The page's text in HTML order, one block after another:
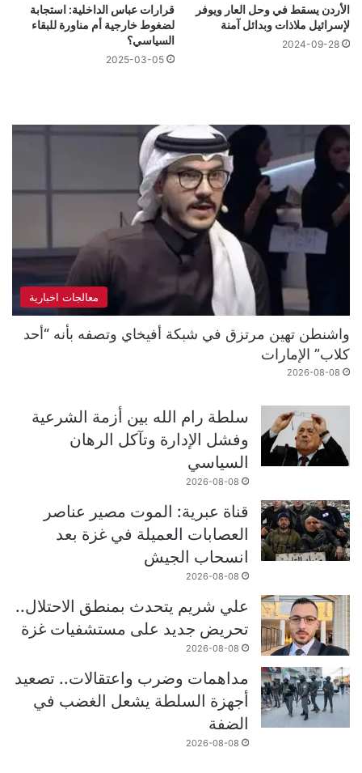
الأردن يسقط في وحل العار ويوفر
لإسرائيل ملاذات وبدائل آمنة
2024-09-28
قرارات عباس الداخلية: استجابة
لضغوط خارجية أم مناورة للبقاء
السياسي؟
2025-03-05
معالجات اخبارية
واشنطن تهين مرتزق في شبكة أفيخاي وتصفه بأنه “أحد
كلاب” الإمارات
2026-08-08
سلطة رام الله بين أزمة الشرعية
وفشل الإدارة وتآكل الرهان
السياسي
2026-08-08
قناة عبرية: الموت مصير عناصر
العصابات العميلة في غزة بعد
انسحاب الجيش
2026-08-08
علي شريم يتحدث بمنطق الاحتلال..
تحريض جديد على مستشفيات غزة
2026-08-08
مداهمات وضرب واعتقالات.. تصعيد
أجهزة السلطة يشعل الغضب في
الضفة
2026-08-08